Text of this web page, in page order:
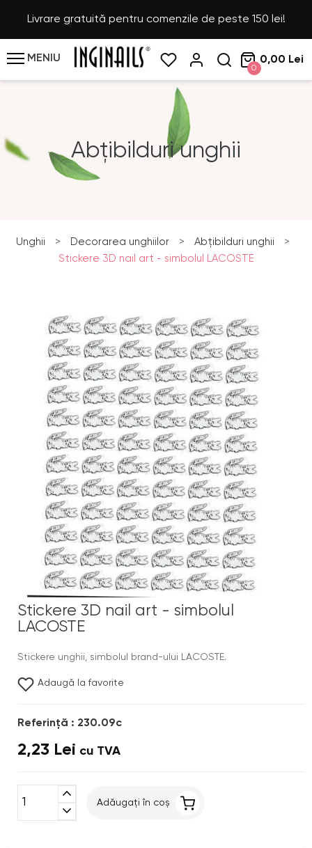
Livrare gratuită pentru comenzile de peste 150 lei!
MENIU
0
0,00 Lei
Abțibilduri unghii
Unghii > Decorarea unghiilor > Abțibilduri unghii
>
Stickere 3D nail art - simbolul LACOSTE
Stickere 3D nail art - simbolul
LACOSTE
Stickere unghii, simbolul brand-ului LACOSTE.
Adaugă la favorite
Referinţă : 230.09c
2,23 Lei cu TVA
expand_less
expand_more
Adăugați în coș